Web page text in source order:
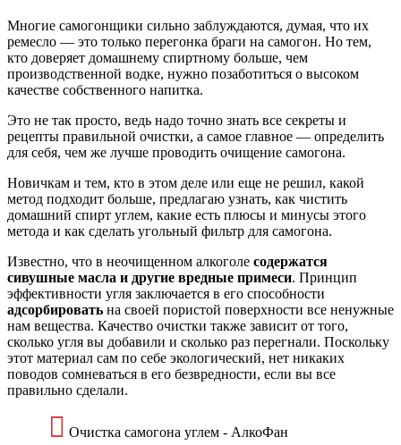
Многие самогонщики сильно заблуждаются, думая, что их
ремесло — это только перегонка браги на самогон. Но тем,
кто доверяет домашнему спиртному больше, чем
производственной водке, нужно позаботиться о высоком
качестве собственного напитка.
Это не так просто, ведь надо точно знать все секреты и
рецепты правильной очистки, а самое главное — определить
для себя, чем же лучше проводить очищение самогона.
Новичкам и тем, кто в этом деле или еще не решил, какой
метод подходит больше, предлагаю узнать, как чистить
домашний спирт углем, какие есть плюсы и минусы этого
метода и как сделать угольный фильтр для самогона.
Известно, что в неочищенном алкоголе содержатся
сивушные масла и другие вредные примеси. Принцип
эффективности угля заключается в его способности
адсорбировать на своей пористой поверхности все ненужные
нам вещества. Качество очистки также зависит от того,
сколько угля вы добавили и сколько раз перегнали. Поскольку
этот материал сам по себе экологический, нет никаких
поводов сомневаться в его безвредности, если вы все
правильно сделали.
Очистка самогона углем - АлкоФан